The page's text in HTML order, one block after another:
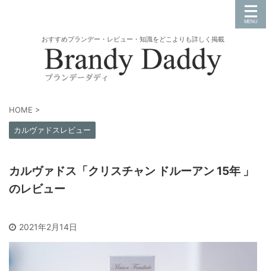
おすすめブランデー・レビュー・知識をどこよりも詳しく掲載
HOME >
カルヴァドスレビュー
カルヴァドス「クリスチャン ドルーアン 15年 」
のレビュー
2021年2月14日